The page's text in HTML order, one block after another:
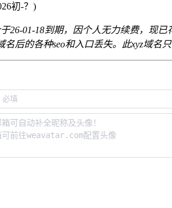
初-？)
26-01-18到期，因个人无力续费，现
名后的各种seo和入口丢失。此xyz域